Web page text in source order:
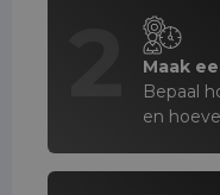
Maak
Bepaal
en